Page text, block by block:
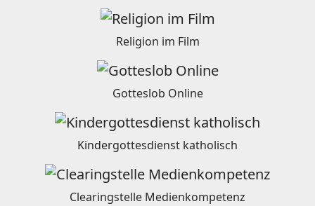
Religion im Film
Gotteslob Online
Kindergottesdienst katholisch
Clearingstelle Medienkompetenz